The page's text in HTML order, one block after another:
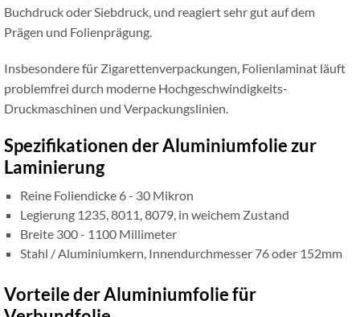
Buchdruck oder Siebdruck, und reagiert sehr gut auf dem
Prägen und Folienprägung.
Insbesondere für Zigarettenverpackungen, Folienlaminat läuft
problemfrei durch moderne Hochgeschwindigkeits-
Druckmaschinen und Verpackungslinien.
Spezifikationen der Aluminiumfolie zur
Laminierung
Reine Foliendicke 6 - 30 Mikron
Legierung 1235, 8011, 8079, in weichem Zustand
Breite 300 - 1100 Millimeter
Stahl / Aluminiumkern, Innendurchmesser 76 oder 152mm
Vorteile der Aluminiumfolie für